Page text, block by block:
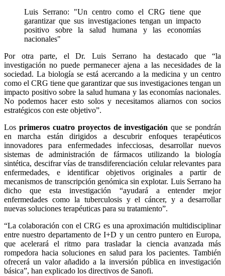
Luis Serrano: "Un centro como el CRG tiene que
garantizar que sus investigaciones tengan un impacto
positivo sobre la salud humana y las economías
nacionales"
Por otra parte, el Dr. Luis Serrano ha destacado que “la
investigación no puede permanecer ajena a las necesidades de la
sociedad. La biología se está acercando a la medicina y un centro
como el CRG tiene que garantizar que sus investigaciones tengan un
impacto positivo sobre la salud humana y las economías nacionales.
No podemos hacer esto solos y necesitamos aliarnos con socios
estratégicos con este objetivo”.
Los primeros cuatro proyectos de investigación que se pondrán
en marcha están dirigidos a descubrir enfoques terapéuticos
innovadores para enfermedades infecciosas, desarrollar nuevos
sistemas de administración de fármacos utilizando la biología
sintética, descifrar vías de transdiferenciación celular relevantes para
enfermedades, e identificar objetivos originales a partir de
mecanismos de transcripción genómica sin explotar. Luis Serrano ha
dicho que esta investigación “ayudará a entender mejor
enfermedades como la tuberculosis y el cáncer, y a desarrollar
nuevas soluciones terapéuticas para su tratamiento”.
“La colaboración con el CRG es una aproximación multidisciplinar
entre nuestro departamento de I+D y un centro puntero en Europa,
que acelerará el ritmo para trasladar la ciencia avanzada más
rompedora hacia soluciones en salud para los pacientes. También
ofrecerá un valor añadido a la inversión pública en investigación
básica”, han explicado los directivos de Sanofi.